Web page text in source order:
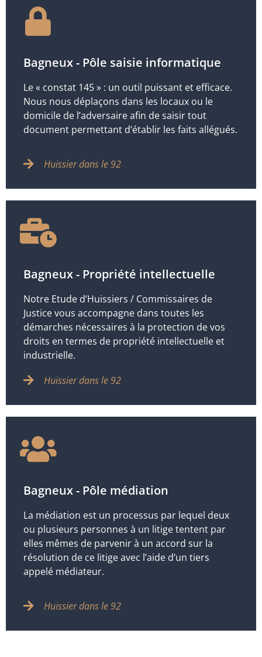
Bagneux - Pôle saisie informatique
Le « constat 145 » : un outil puissant et efficace.
Nous nous déplaçons dans les locaux ou le
domicile de l’adversaire afin de saisir tout
document permettant d’établir les faits allégués.
Huissier dans le 92
Bagneux - Propriété intellectuelle
Notre Etude d’Huissiers / Commissaires de
Justice vous accompagne dans toutes les
démarches nécessaires à la protection de vos
droits en termes de propriété intellectuelle et
industrielle.
Huissier dans le 92
Bagneux - Pôle médiation
La médiation est un processus par lequel deux
ou plusieurs personnes à un litige tentent par
elles mêmes de parvenir à un accord sur la
résolution de ce litige avec l’aide d’un tiers
appelé médiateur.
Huissier dans le 92